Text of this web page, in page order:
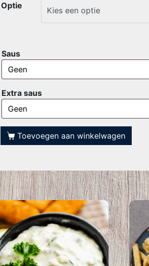
Optie
Saus
Extra saus
Toevoegen aan winkelwagen